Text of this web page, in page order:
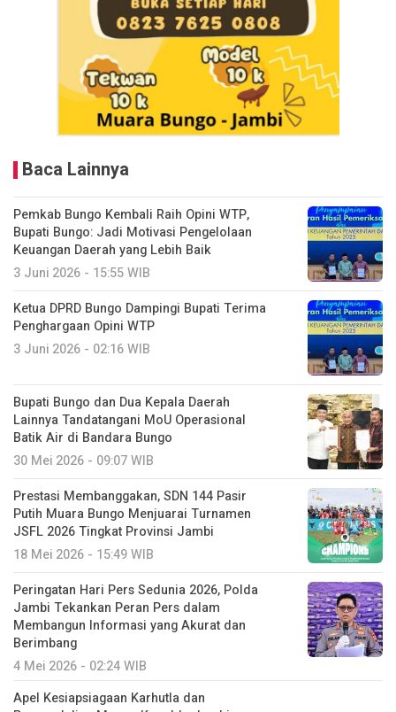
Baca Lainnya
Pemkab Bungo Kembali Raih Opini WTP,
Bupati Bungo: Jadi Motivasi Pengelolaan
Keuangan Daerah yang Lebih Baik
3 Juni 2026 - 15:55 WIB
Ketua DPRD Bungo Dampingi Bupati Terima
Penghargaan Opini WTP
3 Juni 2026 - 02:16 WIB
Bupati Bungo dan Dua Kepala Daerah
Lainnya Tandatangani MoU Operasional
Batik Air di Bandara Bungo
30 Mei 2026 - 09:07 WIB
Prestasi Membanggakan, SDN 144 Pasir
Putih Muara Bungo Menjuarai Turnamen
JSFL 2026 Tingkat Provinsi Jambi
18 Mei 2026 - 15:49 WIB
Peringatan Hari Pers Sedunia 2026, Polda
Jambi Tekankan Peran Pers dalam
Membangun Informasi yang Akurat dan
Berimbang
4 Mei 2026 - 02:24 WIB
Apel Kesiapsiagaan Karhutla dan